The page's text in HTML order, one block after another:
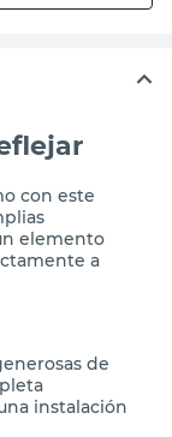
con este
elemento
a
de
instalación